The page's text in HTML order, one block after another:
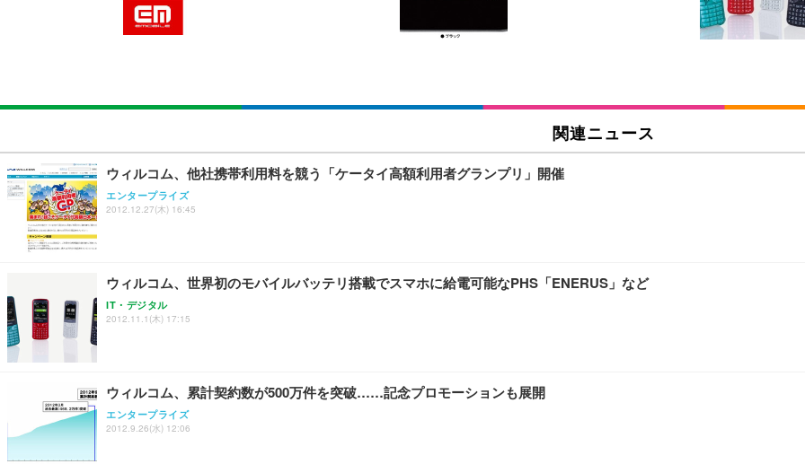
Sezlife オフィスチェア デスクチェア 疲れない テレワーク チェア 強化バックレスト 30度ロッキング機能 人間工学 椅子 腰サポー
ション PCチェア 通気性メッシュ ゲーミング/勉強/事務用 おしゃれ パソコンチェア (ブラック)
￥7,680
ション PCチェア 通気性メッシュ ゲーミング/勉強/事務用 おしゃれ パソコンチェア (ホワイト)
￥7,680
勤務 ブラック
￥4,139
【純正品】27"ゲーミングモニター DualSense 充電フック付き（CFI-ZDM1J）
￥49,979
【整備済み品】Dell E2724HS 27インチ 液晶モニター フルHD（1920×1080）VA 非光沢 HDMI/DisplayPort/VGA スピーカー内蔵 高
￥15,800
￥34,980
ネオ・ルーライフ ネオ・オムツ L 中型犬用 26枚入り 単品
￥1,800
Smart Basic(スマートベーシック) 【Amazon.co.jp限定】 Smart Basic アイリスオーヤマ ペットシーツ 超厚型 お徳用 ワイド 100枚
￥3,670
￥3,731
関連ニュース
ウィルコム、他社携帯利用料を競う「ケータイ高額利用者グランプリ」開催
エンタープライズ
2012.12.27(木) 16:45
ウィルコム、世界初のモバイルバッテリ搭載でスマホに給電可能なPHS「ENERUS」など
IT・デジタル
2012.11.1(木) 17:15
ウィルコム、累計契約数が500万件を突破……記念プロモーションも展開
エンタープライズ
2012.9.26(水) 12:06